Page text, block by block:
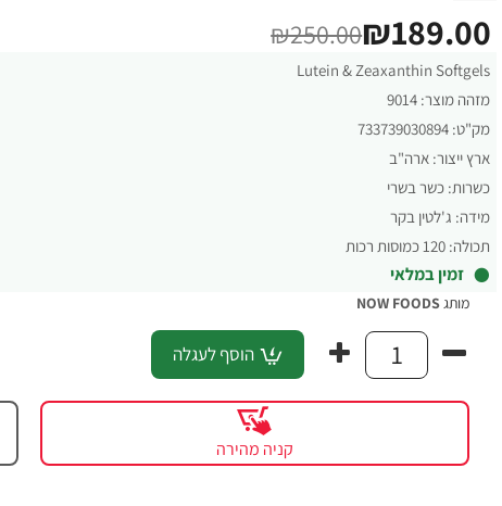
Lutein & Zeaxanthin Softgels
מזהה מוצר: 9014
מק"ט: 733739030894
ארץ ייצור: ארה"ב
כשרות: כשר בשרי
מידה: ג'לטין בקר
תכולה: 120 כמוסות רכות
זמין במלאי
₪189.00
₪250.00
מותגNOW FOODS
הוסף לעגלה
קניה מהירה